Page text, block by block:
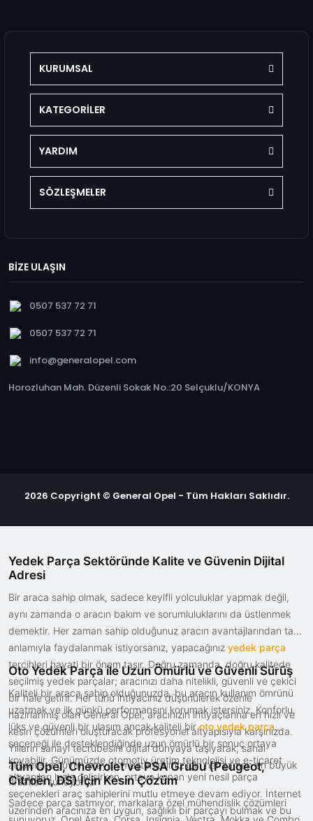
KURUMSAL
KATEGORİLER
YARDIM
SÖZLEŞMELER
BİZE ULAŞIN
0507 537 72 71
0507 537 72 71
info@generalopel.com
Horozluhan Mah. Düzenli Sokak No.:20 Selçuklu/KONYA
2026 Copyright © General Opel - Tüm Hakları Saklıdır.
Yedek Parça Sektöründe Kalite ve Güvenin Dijital
Adresi
Bir araca sahip olmak, sadece keyifli yolculuklar yapmak değil,
aynı zamanda o aracın bakım ve sorumluluklarını da üstlenmek
demektir. Her zaman sahip olduğunuz aracın avantajlarından tam
anlamıyla faydalanmak istiyorsanız, yapacağınız yedek parça
tercihleri hayati bir önem taşır. Doğru zamanda, doğru kalitede
seçilmiş yedek parçalar; aracınızı daha nitelikli, güvenli ve çekici
bir hale getirir. Her türlü ihtiyacınız düşünülerek özenle
hazırlanmış olan General Opel, aracınızın ihtiyaçlarına en hızlı ve
kesin çözümleri oluşturacak profesyonel altyapısıyla karşınızda.
Yılların sanayi tecrübesini dijital dünyaya taşıyarak, sanal
alışverişte güven arayan müşterilerimiz için her zaman en büyük
fırsatları sunuyoruz.
Oto Yedek Parça ile Uzun Ömürlü ve Güvenli Sürüş
Kaliteli bir araca sahip olduğunuzda, bu aracın kullanım ömrünü
uzatmak ve ilk günkü performansını korumak istersiniz. Konforlu,
lüks ve güvenli bir ulaşım ancak kaliteli biroto yedek parça
seçeneği ile desteklendiğinde uzun ömürlü bir sonuç ortaya
koyabilir. Günümüzde otomotiv üretim teknolojisi ve e-ticaret
altyapıları hızla gelişirken, ortaya konan yeni nesil parça
seçenekleri araç sahiplerini mutlu etmeye devam ediyor. İnternet
üzerinden aracınıza en uygun, sağlıklı bir parçayı bulmak ve bu
Tüm Opel, Chevrolet ve PSA Grubu (Peugeot,
Citroën, DS) İçin Kesin Çözüm
Sadece parça satmıyor, markalara özel mühendislik çözümleri